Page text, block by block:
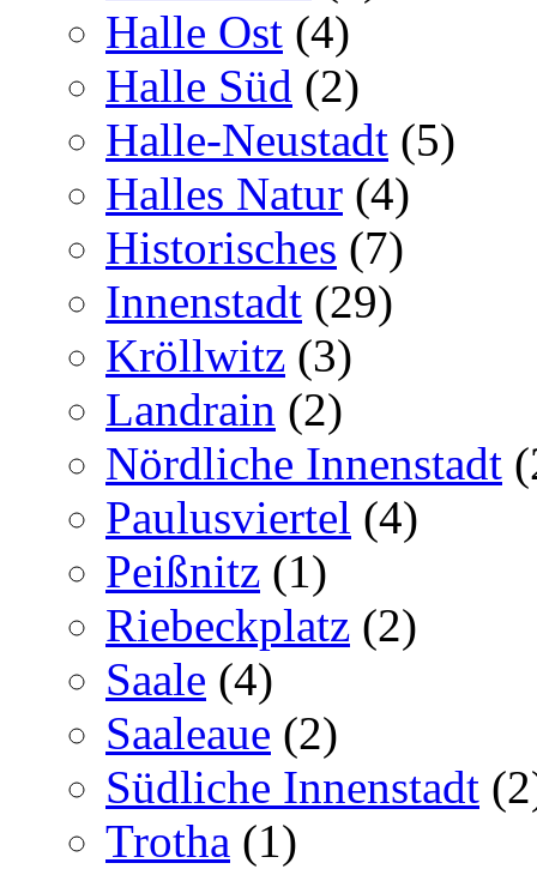
Halle Ost (4)
Halle Süd (2)
Halle-Neustadt (5)
Halles Natur (4)
Historisches (7)
Innenstadt (29)
Kröllwitz (3)
Landrain (2)
Nördliche Innenstadt
Paulusviertel (4)
Peißnitz (1)
Riebeckplatz (2)
Saale (4)
Saaleaue (2)
Südliche Innenstadt
Trotha (1)